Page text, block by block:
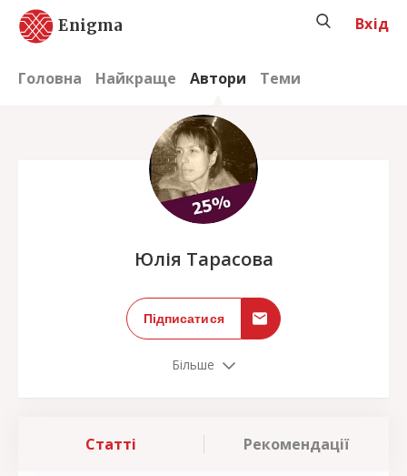
Enigma
Головна Найкраще Автори Теми
Вхід
Юлія Тарасова
Підписатися
Більше
Статті Рекомендації